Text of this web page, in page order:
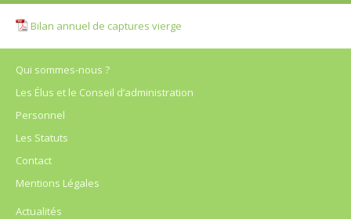
Bilan annuel de captures vierge
Qui sommes-nous ?
Les Élus et le Conseil d’administration
Personnel
Les Statuts
Contact
Mentions Légales
Actualités